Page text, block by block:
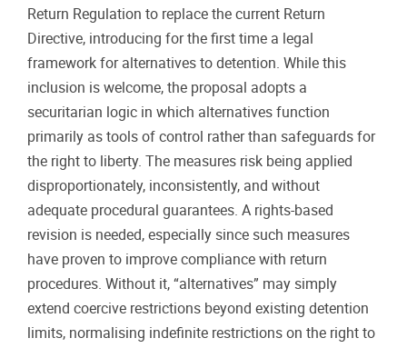
Return Regulation to replace the current Return
Directive, introducing for the first time a legal
framework for alternatives to detention. While this
inclusion is welcome, the proposal adopts a
securitarian logic in which alternatives function
primarily as tools of control rather than safeguards for
the right to liberty. The measures risk being applied
disproportionately, inconsistently, and without
adequate procedural guarantees. A rights-based
revision is needed, especially since such measures
have proven to improve compliance with return
procedures. Without it, “alternatives” may simply
extend coercive restrictions beyond existing detention
limits, normalising indefinite restrictions on the right to